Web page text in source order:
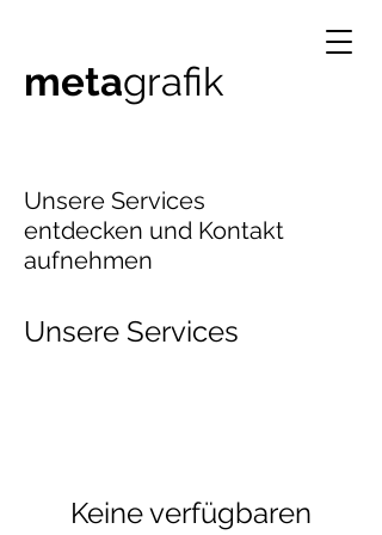
metagrafik
Unsere Services
entdecken und Kontakt
aufnehmen
Unsere Services
Keine verfügbaren